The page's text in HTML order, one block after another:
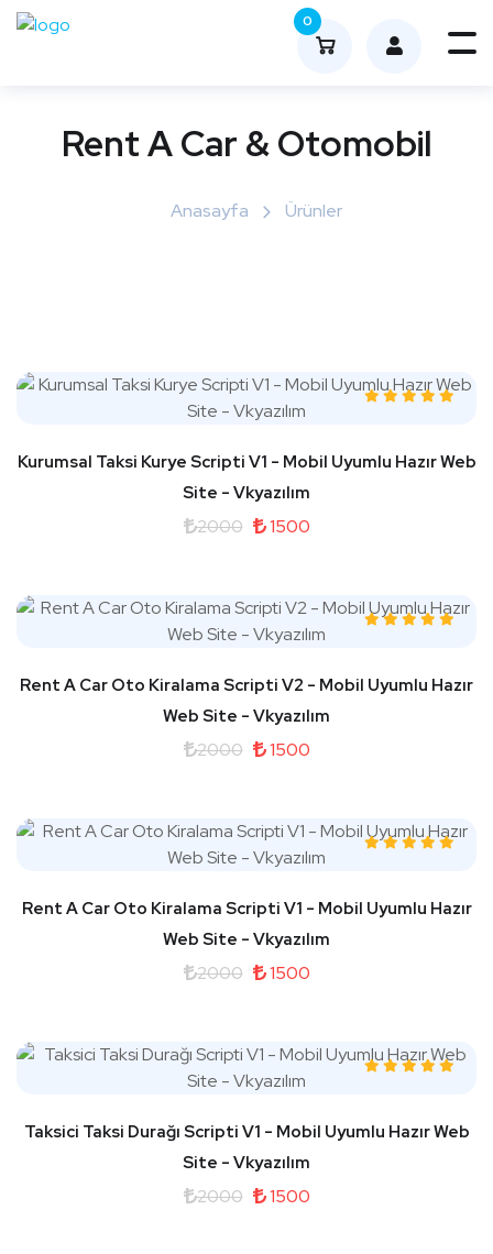
0
Me
Rent A Car & Otomobil
Anasayfa Ürünler
Kurumsal Taksi Kurye Scripti V1 - Mobil Uyumlu Hazır Web
Site - Vkyazılım
2000 1500
Rent A Car Oto Kiralama Scripti V2 - Mobil Uyumlu Hazır
Web Site - Vkyazılım
2000 1500
Rent A Car Oto Kiralama Scripti V1 - Mobil Uyumlu Hazır
Web Site - Vkyazılım
2000 1500
Taksici Taksi Durağı Scripti V1 - Mobil Uyumlu Hazır Web
Site - Vkyazılım
2000 1500